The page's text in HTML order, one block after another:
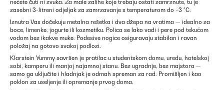
nećete čuti ni zvuka. Za male zalihe koje trebaju ostati zamrznute, tu je
zasebni 3-litreni odjeljak za zamrzavanje s temperaturom do −3 °C.
Iznutra Vas dočekuju metalna rešetka i dva džepa na vratima — idealno za
boce, limenke, jogurte ili kozmetiku. Polica se lako vadi i pere pod tekućom
vodom bez ikakve muke. Podesive nogice osiguravaju stabilan i ravan
položaj na gotovo svakoj podlozi.
Klarstein Yummy savršen je pratilac u studentskom domu, uredu, hotelskoj
sobi, kamperu ili manjoj najamnoj stanu. Bez ugradnje, bez majstora —
samo ga uključite i hladnjak je odmah spreman za rad. Promišljen i kao
poklon za useljenje ili opremanje prvog doma.